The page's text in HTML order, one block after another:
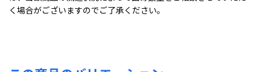
く場合がございますのでご了承ください。